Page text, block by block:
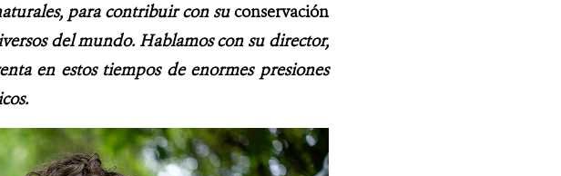
para contribuir con suconservación
del mundo. Hablamos con su director,
en estos tiempos de enormes presiones